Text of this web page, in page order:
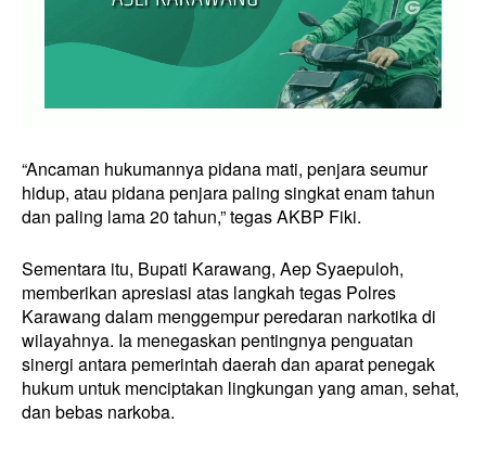
“Ancaman hukumannya pidana mati, penjara seumur
hidup, atau pidana penjara paling singkat enam tahun
dan paling lama 20 tahun,” tegas AKBP Fiki.
Sementara itu, Bupati Karawang, Aep Syaepuloh,
memberikan apresiasi atas langkah tegas Polres
Karawang dalam menggempur peredaran narkotika di
wilayahnya. Ia menegaskan pentingnya penguatan
sinergi antara pemerintah daerah dan aparat penegak
hukum untuk menciptakan lingkungan yang aman, sehat,
dan bebas narkoba.